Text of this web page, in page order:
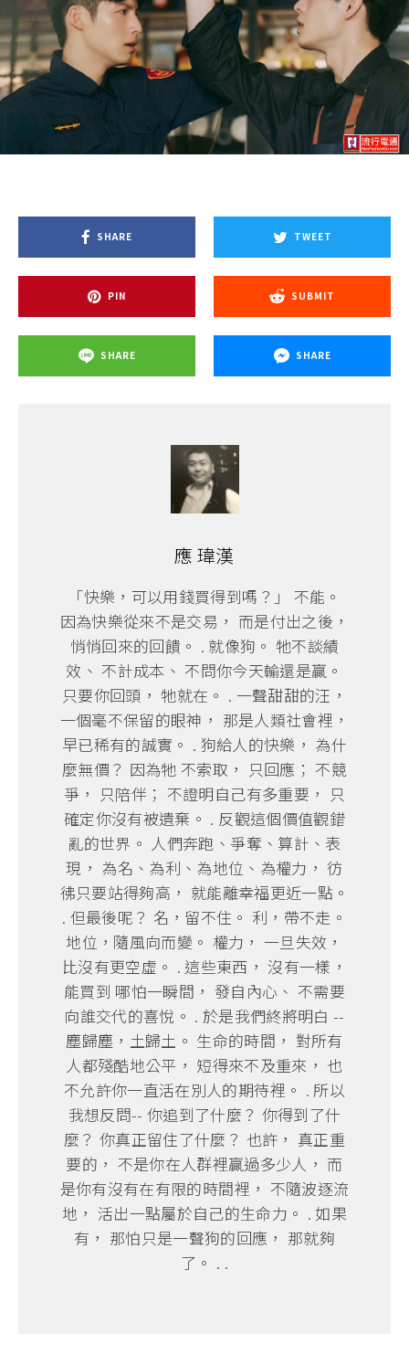
SHARE TWEET
PIN SUBMIT
SHARE SHARE
應 瑋漢
「快樂，可以用錢買得到嗎？」 不能。
因為快樂從來不是交易， 而是付出之後，
悄悄回來的回饋。 . 就像狗。 牠不談績
效、 不計成本、 不問你今天輸還是贏。
只要你回頭， 牠就在。 . 一聲甜甜的汪，
一個毫不保留的眼神， 那是人類社會裡，
早已稀有的誠實。 . 狗給人的快樂， 為什
麼無價？ 因為牠 不索取， 只回應； 不競
爭， 只陪伴； 不證明自己有多重要， 只
確定你沒有被遺棄。 . 反觀這個價值觀錯
亂的世界。 人們奔跑、爭奪、算計、表
現， 為名、為利、為地位、為權力， 彷
彿只要站得夠高， 就能離幸福更近一點。
. 但最後呢？ 名，留不住。 利，帶不走。
地位，隨風向而變。 權力， 一旦失效，
比沒有更空虛。 . 這些東西， 沒有一樣，
能買到 哪怕一瞬間， 發自內心、 不需要
向誰交代的喜悅。 . 於是我們終將明白 --
塵歸塵，土歸土。 生命的時間， 對所有
人都殘酷地公平， 短得來不及重來， 也
不允許你一直活在別人的期待裡。 . 所以
我想反問-- 你追到了什麼？ 你得到了什
麼？ 你真正留住了什麼？ 也許， 真正重
要的， 不是你在人群裡贏過多少人， 而
是你有沒有在有限的時間裡， 不隨波逐流
地， 活出一點屬於自己的生命力。 . 如果
有， 那怕只是一聲狗的回應， 那就夠
了。 . .